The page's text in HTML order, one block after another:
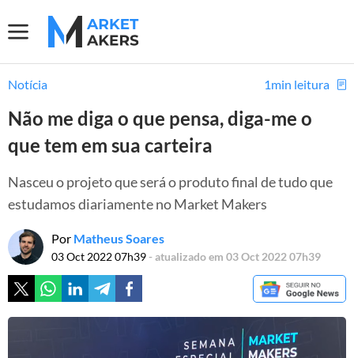
Notícia 1min leitura
Não me diga o que pensa, diga-me o
que tem em sua carteira
Nasceu o projeto que será o produto final de tudo que
estudamos diariamente no Market Makers
Por Matheus Soares
03 Oct 2022 07h39- atualizado em 03 Oct 2022 07h39